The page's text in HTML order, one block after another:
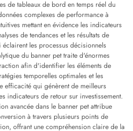
de tableaux de bord en temps réel du
complexes de performance à
mettant en évidence les indicateurs
de tendances et les résultats de
les processus décisionnels
du banner pet traite d'énormes
afin d'identifier les éléments de
temporelles optimales et les
efficacité qui génèrent de meilleurs
indicateurs de retour sur investissement.
avancée dans le banner pet attribue
à travers plusieurs points de
offrant une compréhension claire de la